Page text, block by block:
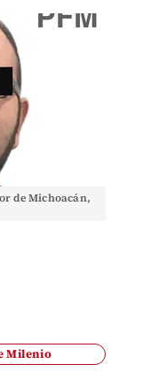
de Michoacán,
Milenio